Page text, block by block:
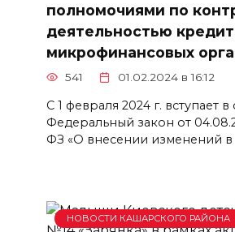
полномочиями по
деятельностью
микрофинансовых
541 01.02.2024 в 16:12
С 1 февраля 2024 г. вступает в
Федеральный закон от
ФЗ «О внесении изменений в
НОВОСТИ КАШАРСКОГО РАЙОНА